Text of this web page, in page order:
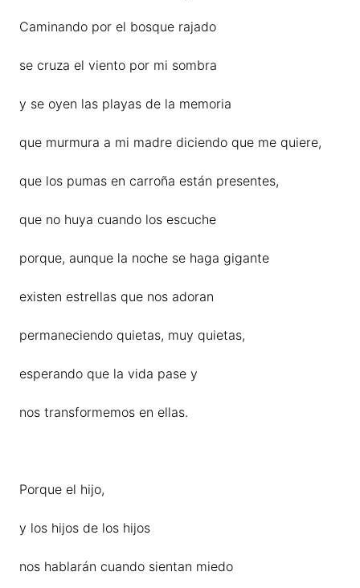
Caminando por el bosque rajado
se cruza el viento por mi sombra
y se oyen las playas de la memoria
que murmura a mi madre diciendo que me quiere,
que los pumas en carroña están presentes,
que no huya cuando los escuche
porque, aunque la noche se haga gigante
existen estrellas que nos adoran
permaneciendo quietas, muy quietas,
esperando que la vida pase y
nos transformemos en ellas.
Porque el hijo,
y los hijos de los hijos
nos hablarán cuando sientan miedo